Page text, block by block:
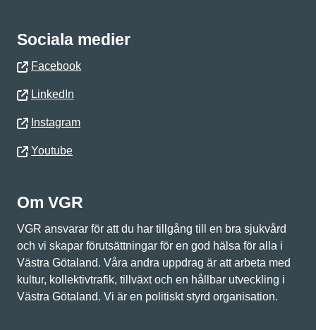
Sociala medier
Facebook
LinkedIn
Instagram
Youtube
Om VGR
VGR ansvarar för att du har tillgång till en bra sjukvård
och vi skapar förutsättningar för en god hälsa för alla i
Västra Götaland. Våra andra uppdrag är att arbeta med
kultur, kollektivtrafik, tillväxt och en hållbar utveckling i
Västra Götaland. Vi är en politiskt styrd organisation.